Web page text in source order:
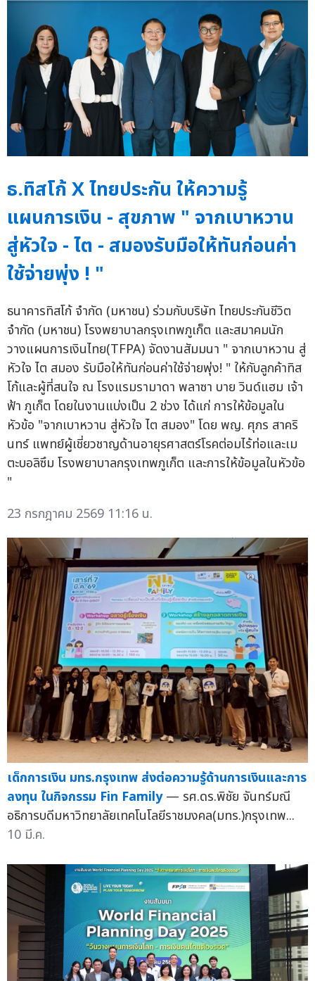
ธ.ทิสโก้ X ไทยประกัน ให้ความรู้
แผนการเงิน - สุขภาพ " จากเบาหวาน
สู่หัวใจ - ไต - สมองรับมือให้ทันก่อนค่า
ใช้จ่ายพุ่ง ! "
ธนาคารทิสโก้ จำกัด (มหาชน) ร่วมกับบริษัท ไทยประกันชีวิต
จำกัด (มหาชน) โรงพยาบาลกรุงเทพภูเก็ต และสมาคมนัก
วางแผนการเงินไทย(TFPA) จัดงานสัมมนา " จากเบาหวาน สู่
หัวใจ ไต สมอง รับมือให้ทันก่อนค่าใช้จ่ายพุ่ง! " ให้กับลูกค้าทิส
โก้และผู้ที่สนใจ ณ โรงแรมรามาดา พลาซา บาย วินด์แฮม เจ้า
ฟ้า ภูเก็ต โดยในงานแบ่งเป็น 2 ช่วง ได้แก่ การให้ข้อมูลใน
หัวข้อ "จากเบาหวาน สู่หัวใจ ไต สมอง" โดย พญ. ศุภร สาคริ
นทร์ แพทย์ผู้เชี่ยวชาญด้านอายุรศาสตร์โรคต่อมไร้ท่อและเม
ตะบอลิซึม โรงพยาบาลกรุงเทพภูเก็ต และการให้ข้อมูลในหัวข้อ
"
23 กรกฎาคม 2569 11:16 น.
เด็กการเงิน มทร.กรุงเทพ ส่งต่อความรู้ด้านการเงินและการ
ลงทุน ในกิจกรรม Fin Family — รศ.ดร.พิชัย จันทร์มณี
อธิการบดีมหาวิทยาลัยเทคโนโลยีราชมงคล(มทร.)กรุงเทพ...
10 มี.ค.